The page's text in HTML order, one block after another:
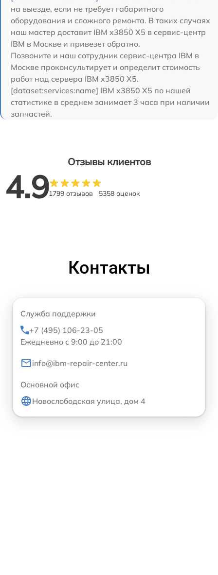
на выезде, если не требует габаритного
оборудования и сложного ремонта. В таких случаях
наш мастер доставит IBM x3850 X5 в сервис-центр
IBM в Москве и привезет обратно.
Позвоните и наш сотрудник сервис-центра IBM в
Москве проконсультирует и определит стоимость
работ над сервера IBM x3850 X5.
[dataset:services:name] IBM x3850 X5 по нашей
статистике в среднем занимает 3 часа при наличии
запчастей.
Отзывы клиентов
4.91799 отзывов 5358 оценок
Контакты
Служба поддержки
+7 (495) 106-23-05
Ежедневно с 9:00 до 21:00
info@ibm-repair-center.ru
Основной офис
Новослободская улица, дом 4